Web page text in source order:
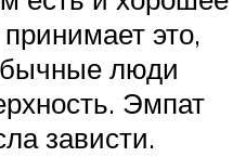
это,
люди
Эмпат
зависти.